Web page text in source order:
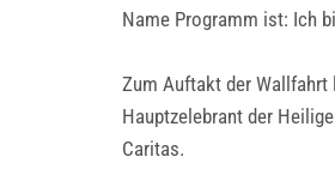
Name Programm ist: Ich
Zum Auftakt der
Hauptzelebrant der
Caritas.